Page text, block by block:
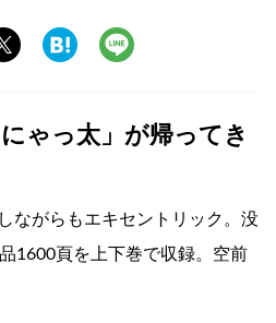
ゃっ太」が帰ってき
ながらもエキセントリック。没
1600頁を上下巻で収録。空前